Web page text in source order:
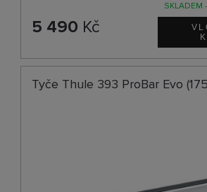
SKLADEM
5 490 Kč
Tyče Thule 393 ProBar Evo